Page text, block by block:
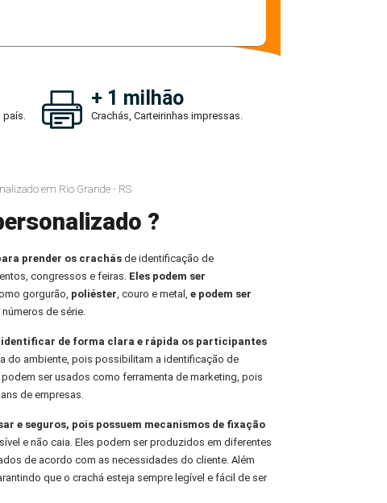
país.
+ 1 milhão
Crachás, Carteirinhas impressas.
em Rio Grande - RS
?
prender os crachásde identificação de
congressos e feiras. Eles podem ser
gorgurão, poliéster, couro e metal, e podem ser
de série.
identificar de forma clara e rápida os participantes
do ambiente, pois possibilitam a identificação de
ser usados como ferramenta de marketing, pois
de empresas.
e seguros, pois possuem mecanismos de fixação
e não caia. Eles podem ser produzidos em diferentes
de acordo com as necessidades do cliente. Além
que o crachá esteja sempre legível e fácil de ser